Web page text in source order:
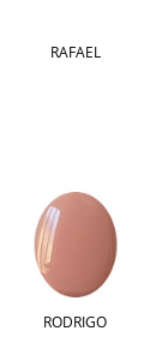
RAFAEL
RODRIGO